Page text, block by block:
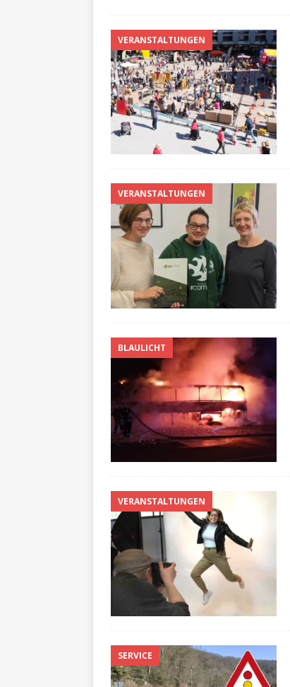
VERANSTALTUNGEN
VERANSTALTUNGEN
BLAULICHT
VERANSTALTUNGEN
SERVICE